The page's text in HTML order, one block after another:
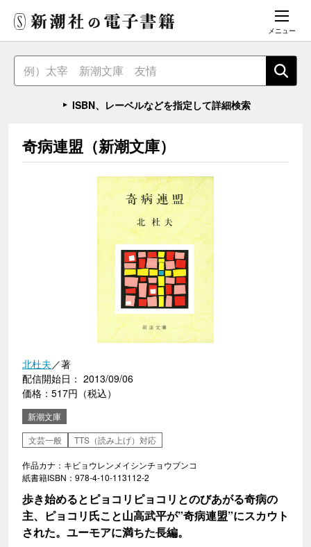
メニュー
ISBN、レーベルなどを指定して詳細検索
奇病連盟（新潮文庫）
北杜夫／著
配信開始日： 2013/09/06
価格：517円（税込）
新潮文庫
文芸一般
TTS（読み上げ）対応
作品カナ：キビョウレンメイシンチョウブンコ
紙書籍ISBN：978-4-10-113112-2
歩き始めるとピョコリピョコリとのびあがる奇病の
主、ピョコリ氏こと山高武平が”奇病連盟”にスカウト
された。ユーモアに満ちた長編。